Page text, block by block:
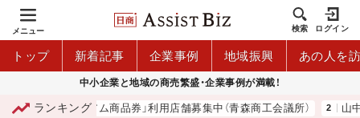
メニュー 検索 ログイン
トップ 新着記事 企業事例 地域振興 あの人を
中小企業と地域の商売繁盛・企業事例が満載！
ランキング
青森市プレミアム商品券」利用店舗募集中（青森商工会議所） 山中伸